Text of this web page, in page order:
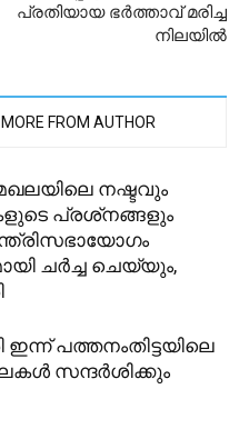
പ്രതിയായ ഭര്‍ത്താവ് മരിച്ച
നിലയില്‍
MORE FROM AUTHOR
നഷ്ടവും
പ്രശ്‌നങ്ങളും
ചര്‍ച്ച ചെയ്യും,
പത്തനംതിട്ടയിലെ
സന്ദർശിക്കും